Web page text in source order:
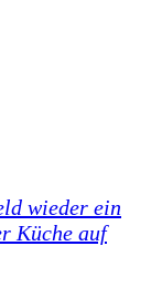
wieder ein
Küche auf